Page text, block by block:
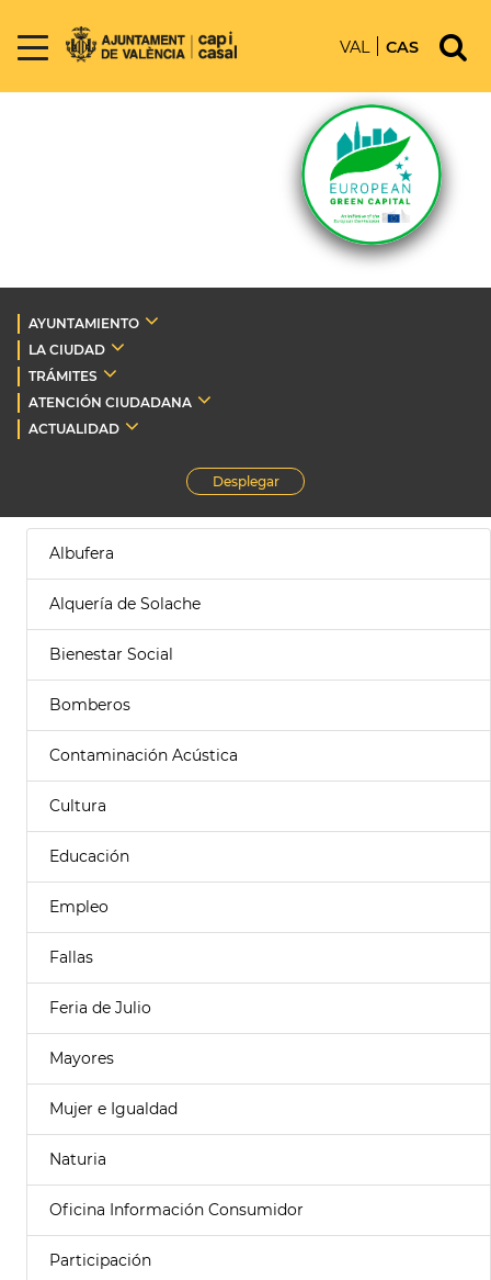
VAL CAS
AYUNTAMIENTO
LA CIUDAD
TRÁMITES
ATENCIÓN CIUDADANA
ACTUALIDAD
Desplegar
Albufera
Alquería de Solache
Bienestar Social
Bomberos
Contaminación Acústica
Cultura
Educación
Empleo
Fallas
Feria de Julio
Mayores
Mujer e Igualdad
Naturia
Oficina Información Consumidor
Participación